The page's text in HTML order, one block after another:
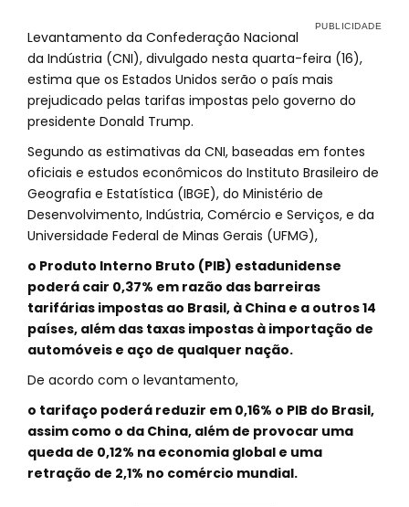
Levantamento da Confederação Nacional
da Indústria (CNI), divulgado nesta quarta-feira (16),
estima que os Estados Unidos serão o país mais
prejudicado pelas tarifas impostas pelo governo do
presidente Donald Trump.
Segundo as estimativas da CNI, baseadas em fontes
oficiais e estudos econômicos do Instituto Brasileiro de
Geografia e Estatística (IBGE), do Ministério de
Desenvolvimento, Indústria, Comércio e Serviços, e da
Universidade Federal de Minas Gerais (UFMG),
o Produto Interno Bruto (PIB) estadunidense
poderá cair 0,37% em razão das barreiras
tarifárias impostas ao Brasil, à China e a outros 14
países, além das taxas impostas à importação de
automóveis e aço de qualquer nação.
De acordo com o levantamento,
o tarifaço poderá reduzir em 0,16% o PIB do Brasil,
assim como o da China, além de provocar uma
queda de 0,12% na economia global e uma
retração de 2,1% no comércio mundial.